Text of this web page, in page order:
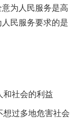
为人民服务是高
民服务要求的是
社会的利益
过多地危害社会